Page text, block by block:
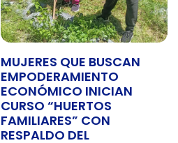
MUJERES QUE BUSCAN
EMPODERAMIENTO
ECONÓMICO INICIAN
CURSO “HUERTOS
FAMILIARES” CON
RESPALDO DEL